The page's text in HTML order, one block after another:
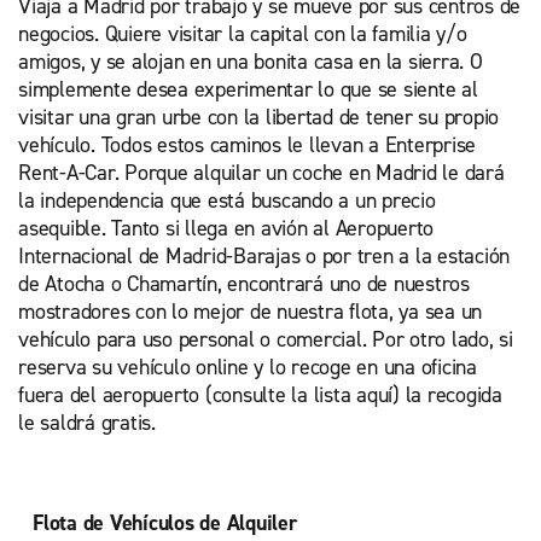
Parking de Hipercor de Pozuelo
Rivas-Iluscar
Viaja a Madrid por trabajo y se mueve por sus centros de
negocios. Quiere visitar la capital con la familia y/o
amigos, y se alojan en una bonita casa en la sierra. O
simplemente desea experimentar lo que se siente al
visitar una gran urbe con la libertad de tener su propio
vehículo. Todos estos caminos le llevan a Enterprise
Rent-A-Car. Porque alquilar un coche en Madrid le dará
la independencia que está buscando a un precio
asequible. Tanto si llega en avión al Aeropuerto
Internacional de Madrid-Barajas o por tren a la estación
de Atocha o Chamartín, encontrará uno de nuestros
mostradores con lo mejor de nuestra flota, ya sea un
vehículo para uso personal o comercial. Por otro lado, si
reserva su vehículo online y lo recoge en una oficina
fuera del aeropuerto (consulte la lista aquí) la recogida
le saldrá gratis.
Flota de Vehículos de Alquiler